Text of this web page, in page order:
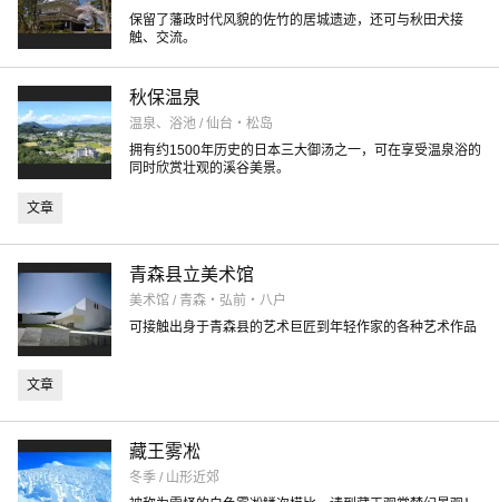
保留了藩政时代风貌的佐竹的居城遗迹，还可与秋田犬接
触、交流。
秋保温泉
温泉、浴池 / 仙台・松岛
拥有约1500年历史的日本三大御汤之一，可在享受温泉浴的
同时欣赏壮观的溪谷美景。
文章
青森县立美术馆
美术馆 / 青森・弘前・八户
可接触出身于青森县的艺术巨匠到年轻作家的各种艺术作品
文章
藏王雾凇
冬季 / 山形近郊